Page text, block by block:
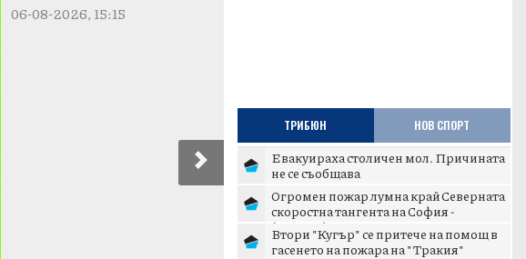
06-08-2026, 15:15
Next
ТРИБЮН НОВ СПОРТ
Евакуираха столичен мол. Причината
не се съобщава
Огромен пожар лумна край Северната
скоростна тангента на София -
(ВИДЕО)
Втори "Кугър" се притече на помощ в
гасенето на пожара на "Тракия"